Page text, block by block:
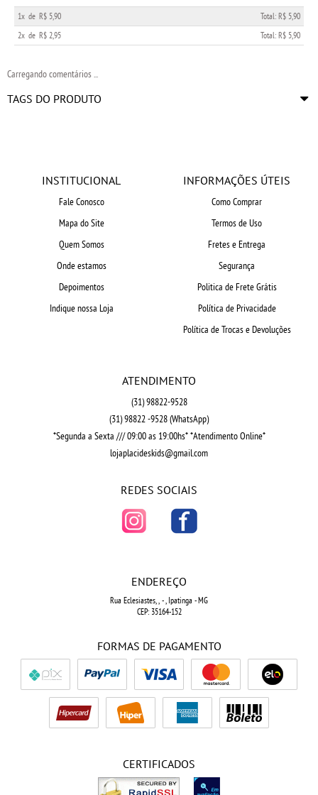
1x de R$ 5,90
Total: R$ 5,90
2x de R$ 2,95 Total: R$ 5,90
Carregando comentários ...
TAGS DO PRODUTO
INSTITUCIONAL
Fale Conosco
Mapa do Site
Quem Somos
Onde estamos
Depoimentos
Indique nossa Loja
INFORMAÇÕES ÚTEIS
Como Comprar
Termos de Uso
Fretes e Entrega
Segurança
Politica de Frete Grátis
Política de Privacidade
Política de Trocas e Devoluções
ATENDIMENTO
(31)98822-9528
(31)98822 -9528(WhatsApp)
*Segunda a Sexta /// 09:00 as 19:00hs* *Atendimento Online*
lojaplacideskids@gmail.com
REDES SOCIAIS
ENDEREÇO
Rua Eclesiastes, , - , Ipatinga -MG
CEP: 35164-152
FORMAS DE PAGAMENTO
CERTIFICADOS